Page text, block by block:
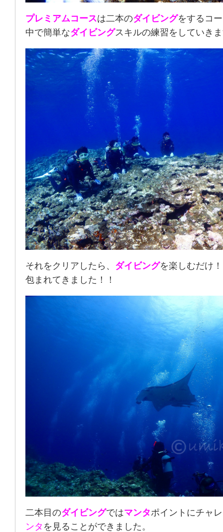
プレミアムコースは二本のダイビングをするコ
中で簡単なダイビングスキルの練習をしていき
それをクリアしたら、 ダイビングを楽しむだけ
包まれてきました！！
二本目のダイビングではマンタポイントにチャ
ンタ を見ることができました。